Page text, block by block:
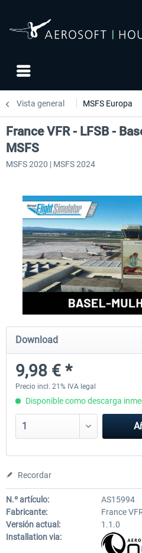
Vista general MSFS Europa
Aerosoft Mega Airport Brussels
France VFR - LFSB -
MSFS
MSFS 2020 | MSFS 2024
Download
9,98 € *
Precio incl. 21% IVA legal
Disponible como descarga
Recordar
N.º artículo:
AS15994
Fabricante:
France
Versión actual:
1.1.0
Installation via: